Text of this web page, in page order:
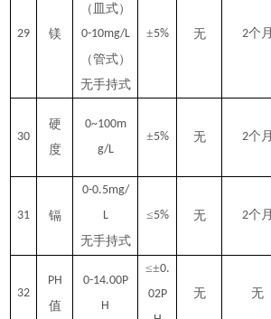
29 镁
（皿式）
0-10mg/L
（管式）
无手持式
±5% 无 2个月
30
硬
度
0~100m
g/L
±5% 无 2个月
31 镉
0-0.5mg/
L
无手持式
≤5% 无 2个月
32
PH
值
0-14.00P
H
≤±0.
02P
无 无